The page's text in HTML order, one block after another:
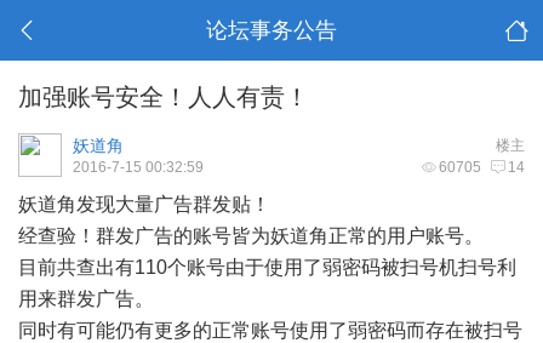
论坛事务公告
加强账号安全！人人有责！
楼主
妖道角
60705 14
2016-7-15 00:32:59
妖道角发现大量广告群发贴！
经查验！群发广告的账号皆为妖道角正常的用户账号。
目前共查出有110个账号由于使用了弱密码被扫号机扫号利
用来群发广告。
同时有可能仍有更多的正常账号使用了弱密码而存在被扫号